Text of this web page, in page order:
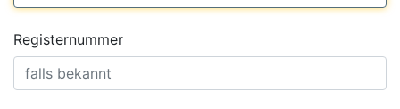
Registernummer